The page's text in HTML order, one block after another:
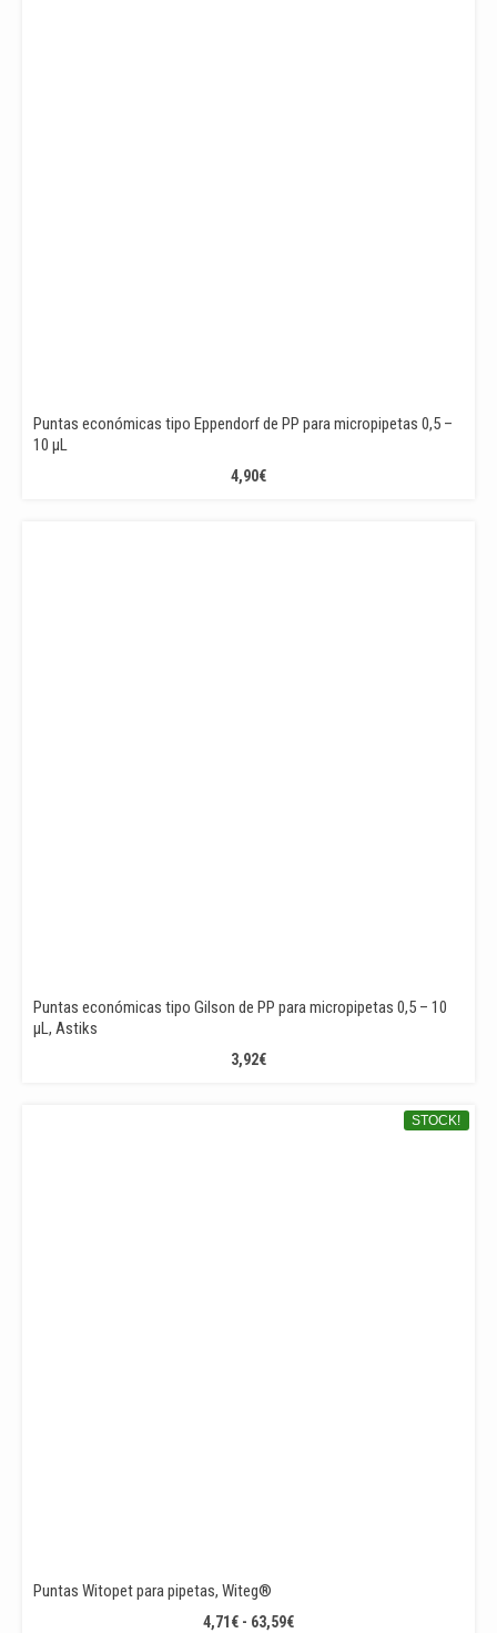
Puntas económicas tipo Eppendorf de PP para micropipetas 0,5 –
10 µL
4,90€
Puntas económicas tipo Gilson de PP para micropipetas 0,5 – 10
µL, Astiks
3,92€
STOCK!
Puntas Witopet para pipetas, Witeg®
4,71 € - 63,59€RANGO